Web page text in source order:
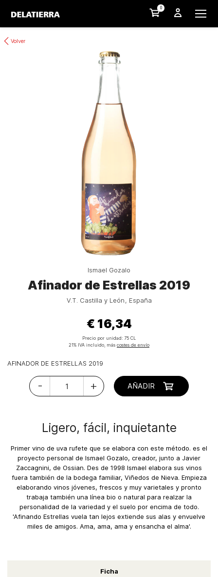
0
Volver
Ismael Gozalo
Afinador de Estrellas 2019
V.T. Castilla y León España
€ 16,34
Precio por unidad: 75 CL
21% IVA incluido, más costes de envío
AFINADOR DE ESTRELLAS 2019
- + AÑADIR
Ligero, fácil, inquietante
Primer vino de uva rufete que se elabora con este método. es el
proyecto personal de Ismael Gozalo, creador, junto a Javier
Zaccagnini, de Ossian. Des de 1998 Ismael elabora sus vinos
fuera también de la bodega familiar, Viñedos de Nieva. Empieza
elaborando vinos jóvenes, frescos y muy varietales y pronto
trabaja también una línea bio o natural para realzar la
personalidad de la variedad y el suelo por encima de todo.
'Afinando Estrellas vuela tan lejos extiende sus alas y envuelve
miles de amigos. Ama, ama, ama y ensancha el alma'.
Ficha